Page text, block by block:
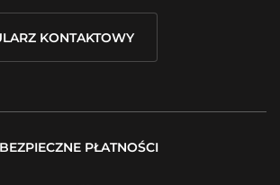
KONTAKTOWY
BEZPIECZNE PŁATNOŚCI